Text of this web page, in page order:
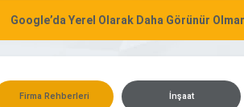
Google’da Yerel Olarak Daha Görünür
Firma Rehberleri İnşaat